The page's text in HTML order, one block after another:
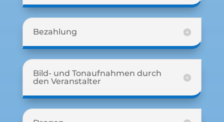
Bezahlung
Bild- und Tonaufnahmen durch
den Veranstalter